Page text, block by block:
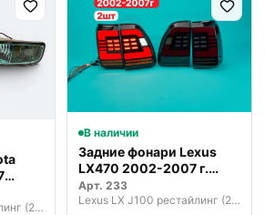
Lexus LX J100 рестайлинг (2002—2007)
В наличии
Задние фонари Lexus
LX470 2002-2007 г.
дымчатые
Арт. 233
Lexus LX J100 рестайлинг (2002—2007)